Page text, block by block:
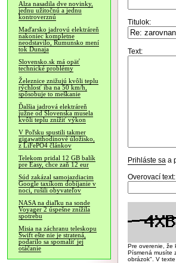
Alza nasadila dve novinky,
jednu užitočnú a jednu
kontroverznú
Maďarsko jadrovú elektráreň
nakoniec kompletne
neodstavilo, Rumunsko mení
tok Dunaja
Slovensko.sk má opäť
technické problémy
Železnice znižujú kvôli teplu
rýchlosť iba na 50 km/h,
spôsobuje to meškanie
Ďalšia jadrová elektráreň
južne od Slovenska musela
kvôli teplu znížiť výkon
V Poľsku spustili takmer
gigawatthodinové úložisko,
z LiFePO4 článkov
Telekom pridal 12 GB balík
pre Easy, chce zaň 12 eur
Súd zakázal samojazdiacim
Google taxíkom dobíjanie v
noci, rušili obyvateľov
NASA na diaľku na sonde
Voyager 2 úspešne znížila
spotrebu
Misia na záchranu teleskopu
Swift ešte nie je stratená,
podarilo sa spomaliť jej
otáčanie
Titulok:
Text:
Prihláste sa a
Overovací text:
Pre overenie, že
Písmená musíte
obrázok". V